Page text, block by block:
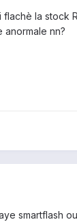
la stock
nn?
smartflash